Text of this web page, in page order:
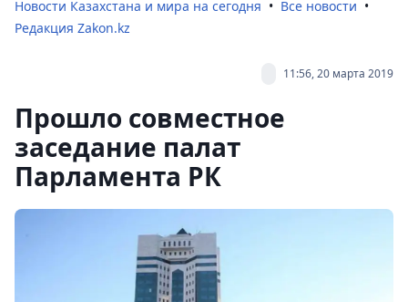
Новости Казахстана и мира на сегодня
Все новости
Редакция Zakon.kz
11:56, 20 марта 2019
Прошло совместное
заседание палат
Парламента РК